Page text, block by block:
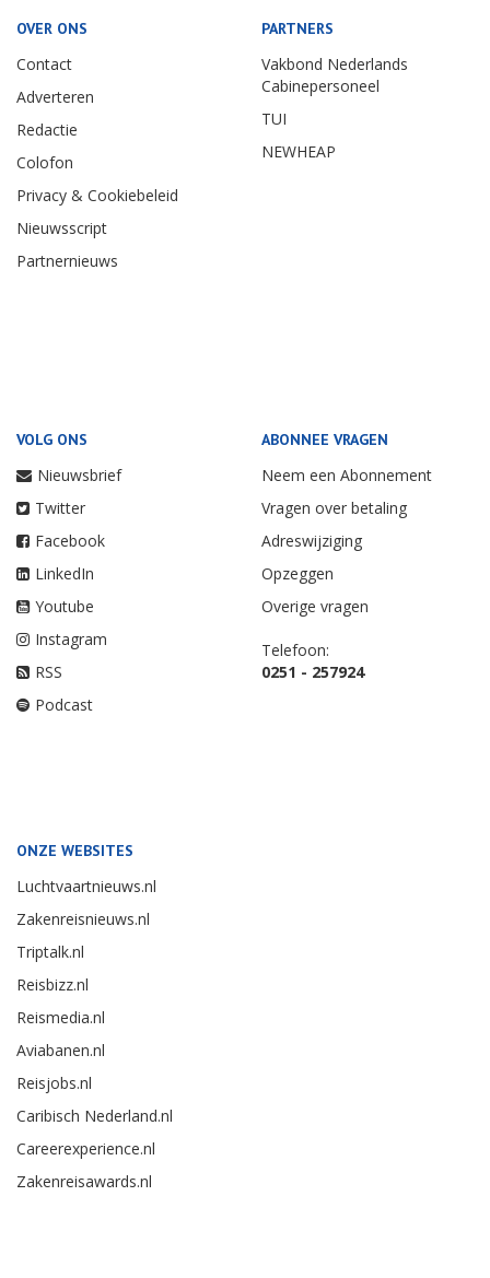
OVER ONS
Contact
Adverteren
Redactie
Colofon
Privacy & Cookiebeleid
Nieuwsscript
Partnernieuws
PARTNERS
Vakbond Nederlands
Cabinepersoneel
TUI
NEWHEAP
VOLG ONS
Nieuwsbrief
Twitter
Facebook
LinkedIn
Youtube
Instagram
RSS
Podcast
ABONNEE VRAGEN
Neem een Abonnement
Vragen over betaling
Adreswijziging
Opzeggen
Overige vragen
Telefoon:
0251 - 257924
ONZE WEBSITES
Luchtvaartnieuws.nl
Zakenreisnieuws.nl
Triptalk.nl
Reisbizz.nl
Reismedia.nl
Aviabanen.nl
Reisjobs.nl
Caribisch Nederland.nl
Careerexperience.nl
Zakenreisawards.nl